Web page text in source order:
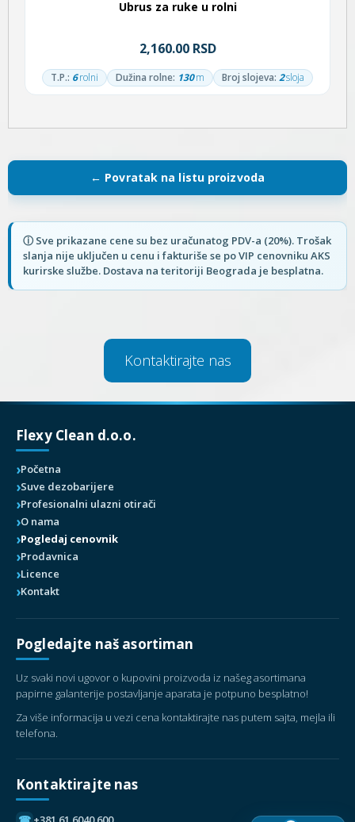
Ubrus za ruke u rolni
2,160.00 RSD
T.P.: 6rolni Dužina rolne: 130m Broj slojeva: 2sloja
Kontaktirajte nas
Flexy Clean d.o.o.
Početna
Suve dezobarijere
Profesionalni ulazni otirači
O nama
Pogledaj cenovnik
Prodavnica
Licence
Kontakt
Pogledajte naš asortiman
Uz svaki novi ugovor o kupovini proizvoda iz našeg asortimana
papirne galanterije postavljanje aparata je potpuno besplatno!
Za više informacija u vezi cena kontaktirajte nas putem sajta, mejla ili
telefona.
Kontaktirajte nas